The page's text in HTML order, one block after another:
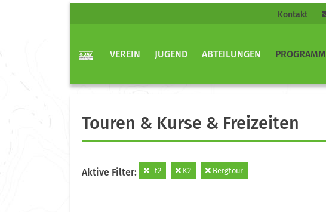
Kontakt
VEREIN JUGEND ABTEILUNGEN PROGRAMM
Touren & Kurse & Freizeiten
Aktive Filter: =t2 K2 Bergtour